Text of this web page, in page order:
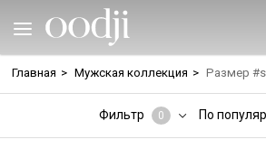
Главная > Мужская коллекция > Размер
Фильтр 0 По